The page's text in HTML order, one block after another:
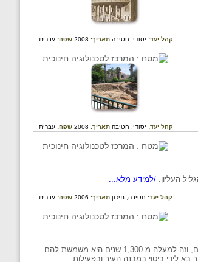
קהל יעד: יסודי, חטיבה תאריך: 2008 שפה: עברית
קהל יעד: יסודי, חטיבה תאריך: 2008 שפה: עברית
העליון. /למידע מלא...
קהל יעד: חטיבה, תיכון תאריך: 2006 שפה: עברית
על מכה שבערב הסעודית, מקום הולדתו של הנביא מוחמד, העיר הקדושה ביותר למוסלמים, וזה למעלה מ-1,300 שנים היא משמשת להם
לידי ביטוי במבנה העיר ובפעילות